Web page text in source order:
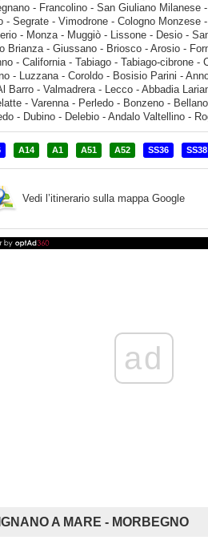
A14 A1 A51 A52 SS36 SS38
Vedi l’itinerario sulla mappa Google
ad
A MARE - MORBEGNO